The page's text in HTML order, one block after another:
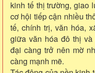
kinh tế thị trường, giao
cơ hội tiếp cận nhiều
tế, chính trị, văn hóa,
giữa văn hóa đô thị và
đại càng trở nên mờ
càng mạnh mẽ.